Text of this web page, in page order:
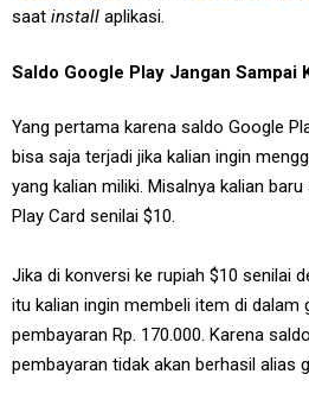
saat install aplikasi.
Saldo Google Play Jangan Sampai
Yang pertama karena saldo Google
bisa saja terjadi jika kalian ingin
yang kalian miliki. Misalnya kalian baru
Play Card senilai $10.
Jika di konversi ke rupiah $10 senilai
itu kalian ingin membeli item di dalam
pembayaran Rp. 170.000. Karena
pembayaran tidak akan berhasil alias